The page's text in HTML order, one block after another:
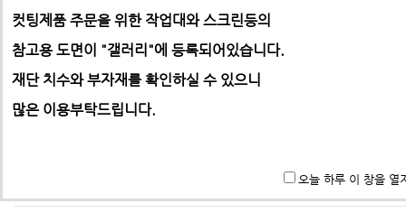
-> 택배요금은 택배사에서 픽업 후 결정합니다.
컷팅제품 주문을 위한 작업대와 스크린등의
참고용 도면이 "갤러리"에 등록되어있습니다.
재단 치수와 부자재를 확인하실 수 있으니
많은 이용부탁드립니다.
오늘 하루 이 창을 열
번호 제목
5 견적문의드립니다.
4 견적 문의 드립니다.
3 견적문의 드립니다.